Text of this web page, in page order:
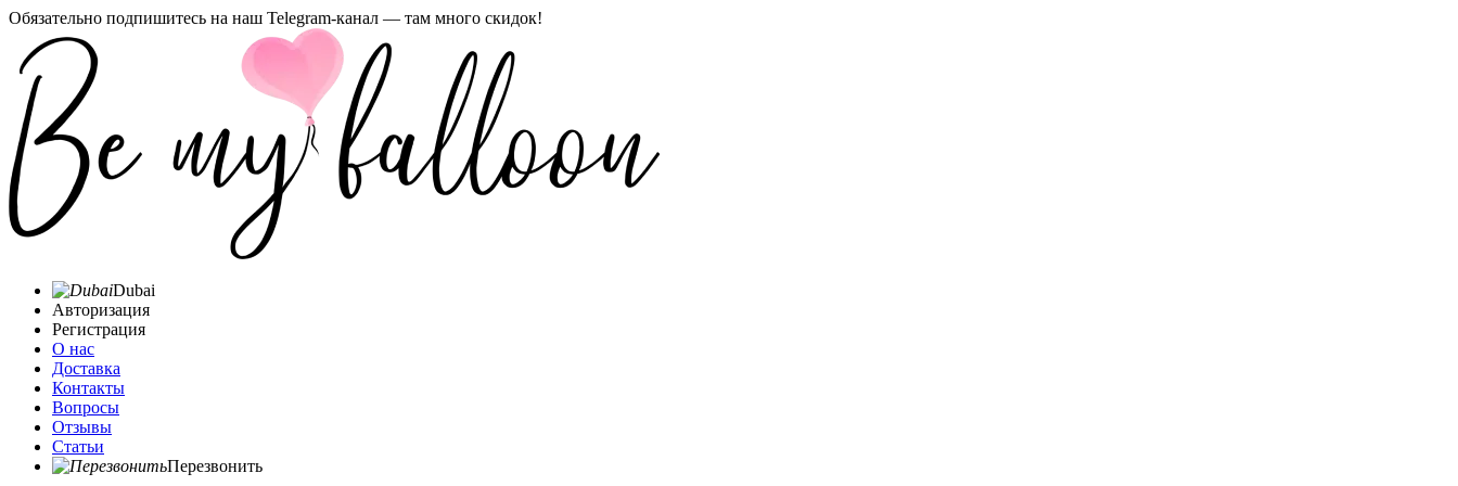
Обязательно подпишитесь на наш Telegram-канал — там много скидок!
Dubai
Авторизация
Регистрация
О нас
Доставка
Контакты
Вопросы
Отзывы
Статьи
Перезвонить